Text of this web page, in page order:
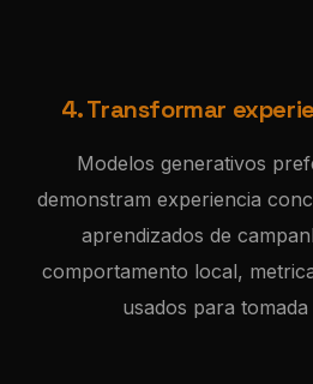
4. Transformar
Modelos generativos
demonstram experiencia
aprendizados de
comportamento local,
usados para tomada